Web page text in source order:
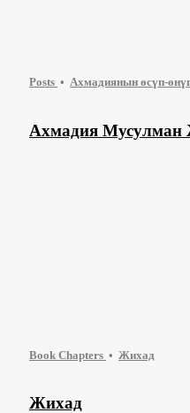
Posts Ахмадиянын өсүп-
Ахмадия Мусулман
Book Chapters Жихад
Жихад